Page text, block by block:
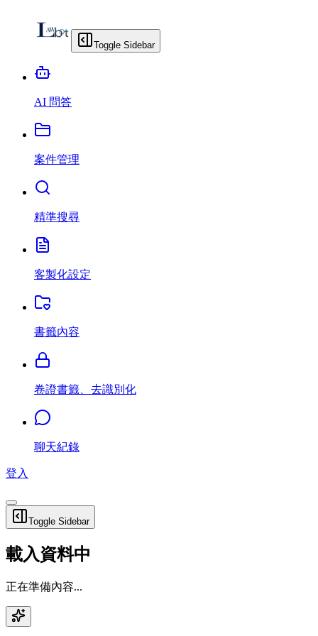
Toggle Sidebar
AI 問答
案件管理
精準搜尋
客製化設定
書籤內容
卷證書籤、去識別化
聊天紀錄
登入
Toggle Sidebar
載入資料中
正在準備內容...